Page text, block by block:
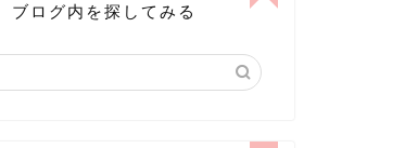
ブログ内を探してみる